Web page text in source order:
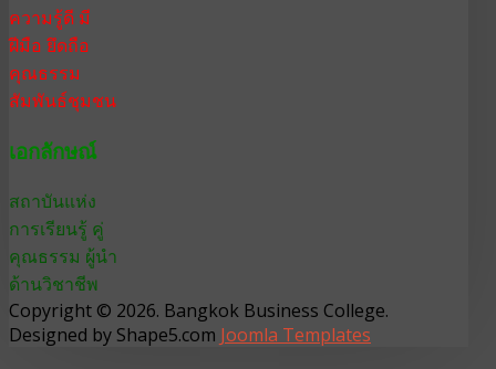
ความรู้ดี มี
ฝีมือ ยึดถือ
คุณธรรม
สัมพันธ์ชุมชน
เอกลักษณ์
สถาบันแห่ง
การเรียนรู้ คู่
คุณธรรม ผู้นำ
ด้านวิชาชีพ
Copyright © 2026. Bangkok Business College.
Designed by Shape5.com Joomla Templates